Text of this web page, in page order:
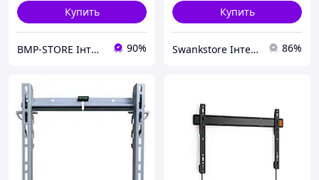
Купить
BMP-STORE Інтернет магазин 90%
Купить
Swankstore Інтернет магазин 86%